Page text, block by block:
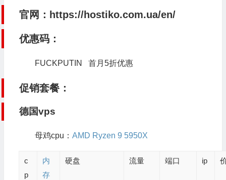
官网： https://hostiko.com.ua/en/
优惠码：
FUCKPUTIN 首月5折优惠
促销套餐：
德国vps
母鸡cpu： AMD Ryzen 9 5950X
c
p
内
存
硬盘 流量 端口 ip